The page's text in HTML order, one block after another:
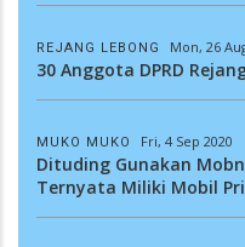
REJANG LEBONG Mon, 26
30 Anggota DPRD
MUKO MUKO Fri, 4 Sep 2020
Dituding Gunakan
Ternyata Miliki Mobil